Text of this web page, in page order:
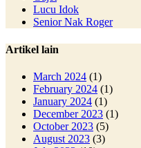
Lucu Idok
Senior Nak Roger
Artikel lain
March 2024 (1)
February 2024 (1)
January 2024 (1)
December 2023 (1)
October 2023 (5)
August 2023 (3)